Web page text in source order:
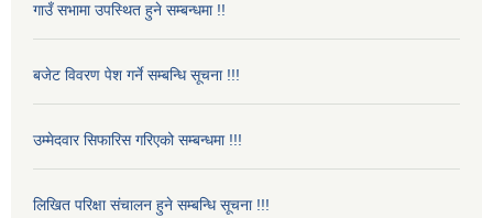
गाउँ सभामा उपस्थित हुने सम्बन्धमा !!
बजेट विवरण पेश गर्ने सम्बन्धि सूचना !!!
उम्मेदवार सिफारिस गरिएको सम्बन्धमा !!!
लिखित परिक्षा संचालन हुने सम्बन्धि सूचना !!!